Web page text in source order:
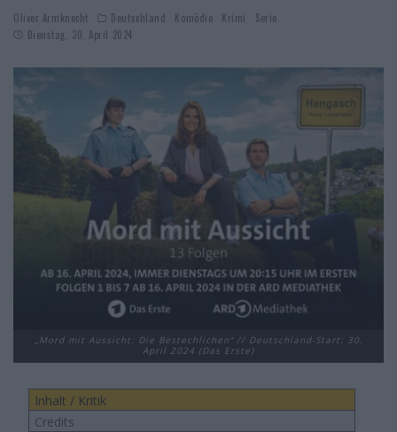
Oliver Armknecht Deutschland Komödie Krimi
Serie
Dienstag, 30. April 2024
„Mord mit Aussicht: Die Bestechlichen“ // Deutschland-Start: 30.
April 2024 (Das Erste)
Inhalt / Kritik
Credits